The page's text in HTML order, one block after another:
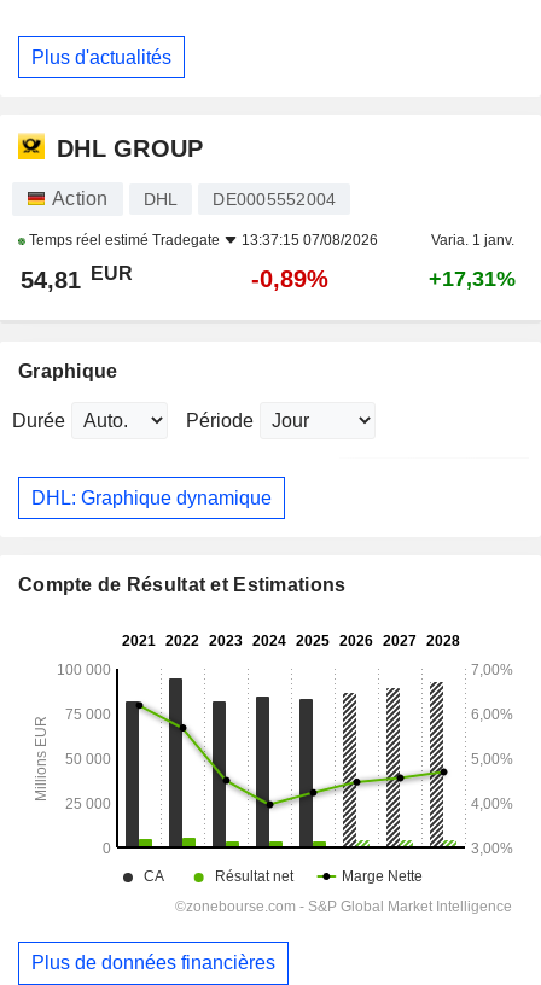
Plus d'actualités
DHL GROUP
Action DHL DE0005552004
Temps réel estimé Tradegate 13:37:15 07/08/2026 Varia. 1 janv.
54,81 EUR -0,89% +17,31%
Graphique
Durée Période
DHL: Graphique dynamique
Compte de Résultat et Estimations
Plus de données financières